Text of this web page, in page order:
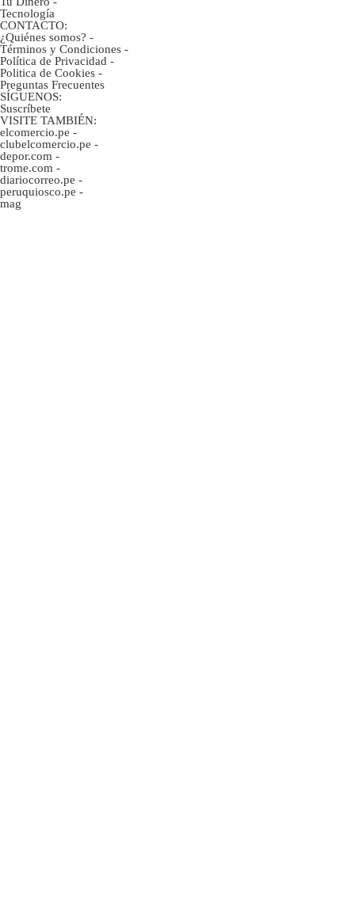
Tecnología
CONTACTO:
¿Quiénes somos? -
Términos y Condiciones -
Política de Privacidad -
Politica de Cookies -
Preguntas Frecuentes
SÍGUENOS:
Suscríbete
VISITE TAMBIÉN:
elcomercio.pe -
clubelcomercio.pe -
depor.com -
trome.com -
diariocorreo.pe -
peruquiosco.pe -
mag